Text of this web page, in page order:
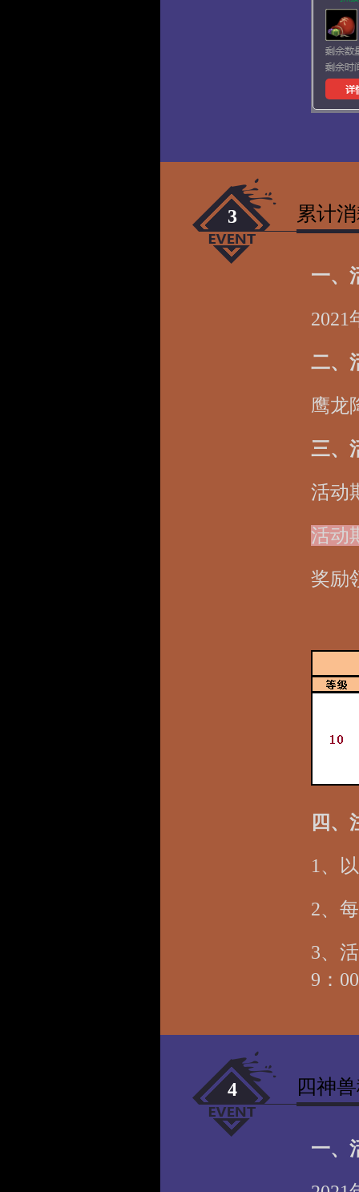
3 累计
一、
2021
二、
鹰龙
三、
活动
活动
奖励
四、
1、
2、
3、
9：
4 四神
一、